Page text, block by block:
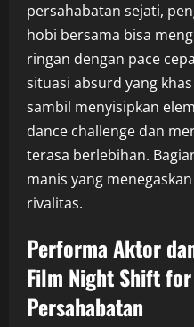
persahabatan sejati,
hobi bersama bisa
ringan dengan pace
situasi absurd yang
sambil menyisipkan
dance challenge dan
terasa berlebihan.
manis yang
rivalitas.
Performa Aktor
Film Night Shift
Persahabatan